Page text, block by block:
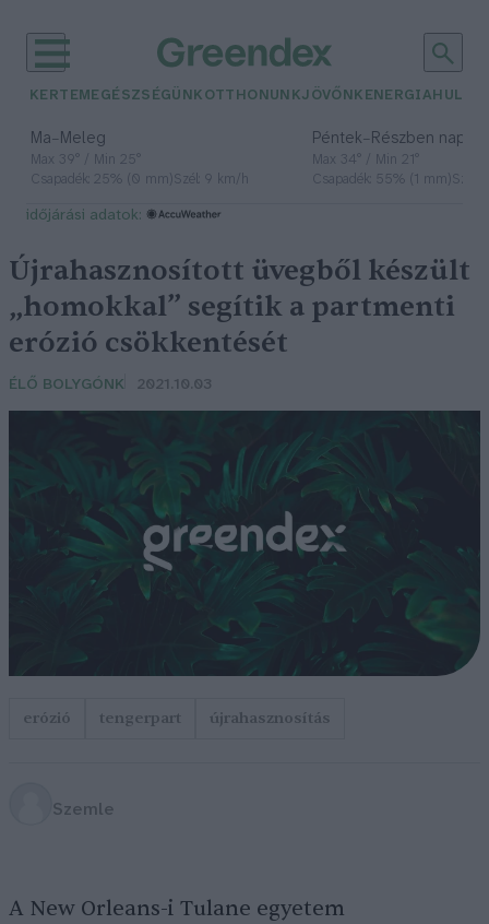
KERTEM EGÉSZSÉGÜNK OTTHONUNKJÖVŐNK ENERGIA
Ma– Meleg
Max 39° / Min 25°
Csapadék: 25% (0 mm)Szél: 9 km/h
Péntek– Részben
Max 34° / Min 21°
Csapadék: 55% (1 mm)Szél:
időjárási adatok:
Újrahasznosított üvegből készült
„homokkal” segítik a partmenti
erózió csökkentését
ÉLŐ BOLYGÓNK 2021.10.03
erózió tengerpart újrahasznosítás
Szemle
A New Orleans-i Tulane egyetem